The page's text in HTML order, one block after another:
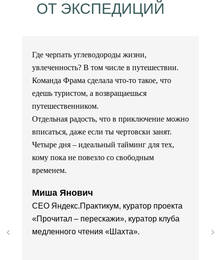
ОТ ЭКСПЕДИЦИЙ
Где черпать углеводороды жизни,
увлеченность? В том числе в путешествии.
Команда Фрама сделала что-то такое, что
едешь туристом, а возвращаешься
путешественником.
Отдельная радость, что в приключение можно
вписаться, даже если ты чертовски занят.
Четыре дня – идеальный тайминг для тех,
кому пока не повезло со свободным
временем.
Миша Янович
CEO Яндекс.Практикум, куратор проекта
«Прочитал – перескажи», куратор клуба
медленного чтения «Шахта».